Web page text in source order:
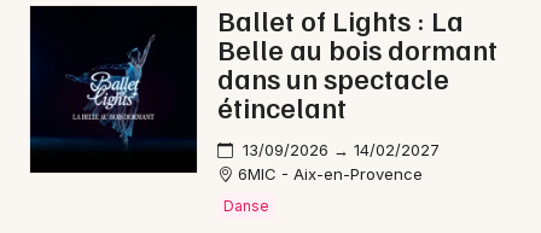
Ballet of Lights : La
Belle au bois dormant
dans un spectacle
étincelant
13/09/2026 → 14/02/2027
6MIC - Aix-en-Provence
Danse